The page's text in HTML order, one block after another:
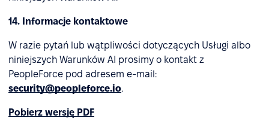
14. Informacje kontaktowe
W razie pytań lub wątpliwości dotyczących Usługi albo
niniejszych Warunków AI prosimy o kontakt z
PeopleForce pod adresem e-mail:
security@peopleforce.io.
Pobierz wersję PDF